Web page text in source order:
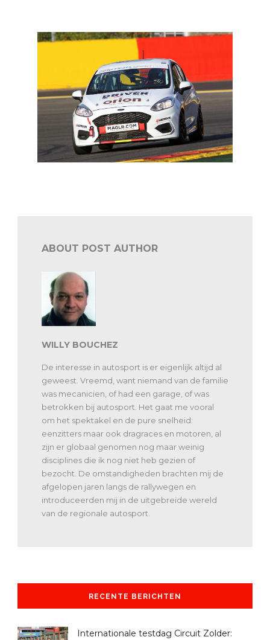
ABOUT POST AUTHOR
WILLY BOUCHEZ
De interesse in autosport is er eigenlijk altijd al
geweest. Vreemd, want niemand van de familie
was mecanicien, of had een garage, of was
betrokken bij autosport. Het gaat me vooral
om het spektakel en de pure snelheid:
eenzitters maar ook dragraces en motoren, al
zijn er globaal genomen nog maar weinig
disciplines die ik nog niet heb gezien of
bezocht. De omstandigheden brachten mij de
afgelopen jaren langs de rallywegen en
introduceerden mij in de uitgebreide wereld
van de regionale autosport.
RECENTE BERICHTEN
Internationale testdag Circuit Zolder: